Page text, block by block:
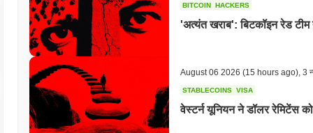
BITCOIN HACKERS
'अत्यंत खराब': बिटकॉइन रेड
August 06 2026 (15 hours ago) 3
STABLECOINS VISA
वेस्टर्न यूनियन ने डॉलर रेमिटेंस